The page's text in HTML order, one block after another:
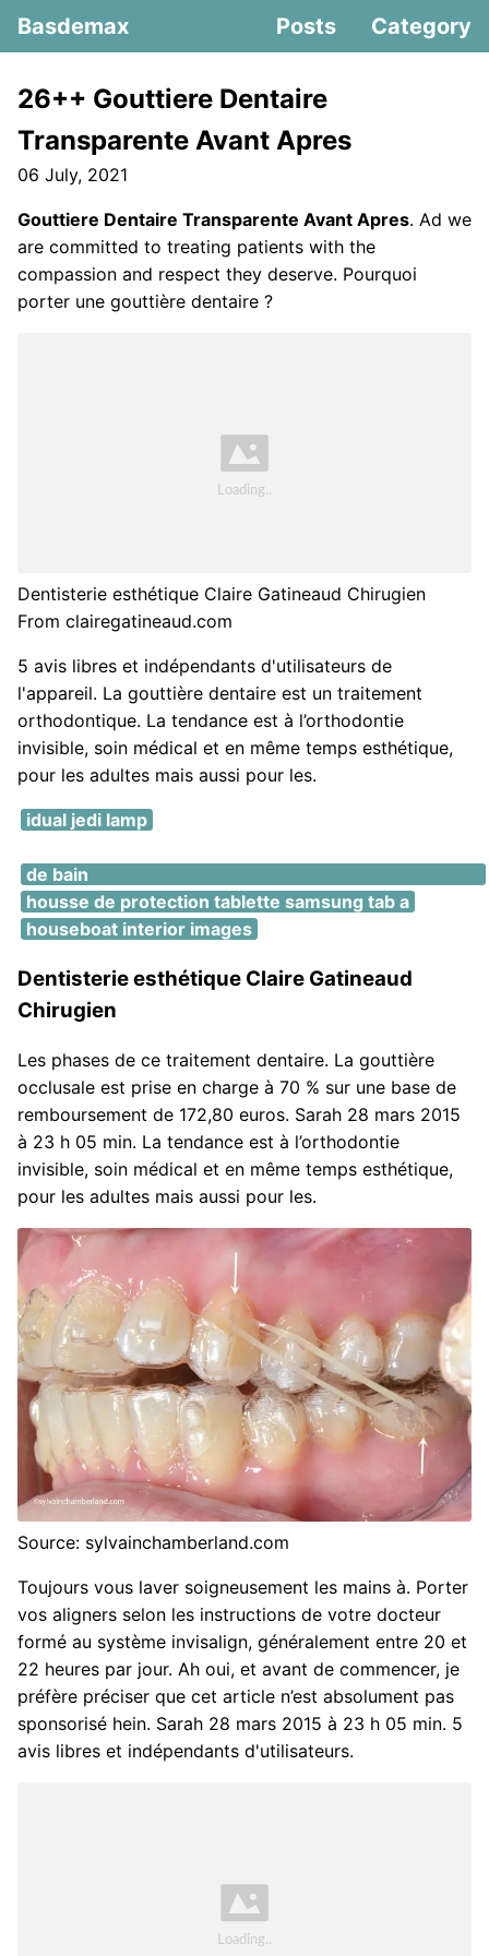
Basdemax Posts Category
26++ Gouttiere Dentaire
Transparente Avant Apres
06 July, 2021
Gouttiere Dentaire Transparente Avant Apres. Ad we
are committed to treating patients with the
compassion and respect they deserve. Pourquoi
porter une gouttière dentaire ?
Dentisterie esthétique Claire Gatineaud Chirugien
From clairegatineaud.com
5 avis libres et indépendants d'utilisateurs de
l'appareil. La gouttière dentaire est un traitement
orthodontique. La tendance est à l’orthodontie
invisible, soin médical et en même temps esthétique,
pour les adultes mais aussi pour les.
idual jedi lamp
de bain
housse de protection tablette samsung tab a
houseboat interior images
Dentisterie esthétique Claire Gatineaud
Chirugien
Les phases de ce traitement dentaire. La gouttière
occlusale est prise en charge à 70 % sur une base de
remboursement de 172,80 euros. Sarah 28 mars 2015
à 23 h 05 min. La tendance est à l’orthodontie
invisible, soin médical et en même temps esthétique,
pour les adultes mais aussi pour les.
Source: sylvainchamberland.com
Toujours vous laver soigneusement les mains à. Porter
vos aligners selon les instructions de votre docteur
formé au système invisalign, généralement entre 20 et
22 heures par jour. Ah oui, et avant de commencer, je
préfère préciser que cet article n’est absolument pas
sponsorisé hein. Sarah 28 mars 2015 à 23 h 05 min. 5
avis libres et indépendants d'utilisateurs.